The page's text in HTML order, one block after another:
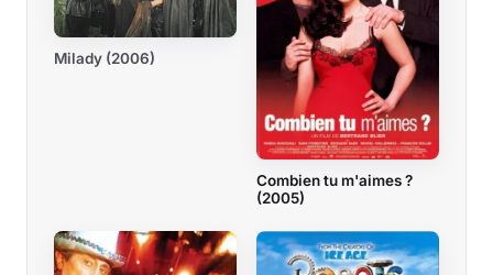
Milady (2006)
Combien tu m'aimes ?
(2005)